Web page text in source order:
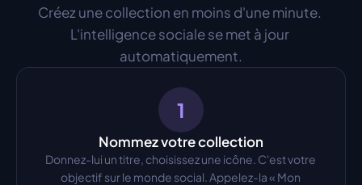
Créez une collection en moins d'une minute.
L'intelligence sociale se met à jour
automatiquement.
1
Nommez votre collection
Donnez-lui un titre, choisissez une icône. C'est votre
objectif sur le monde social. Appelez-la « Mon